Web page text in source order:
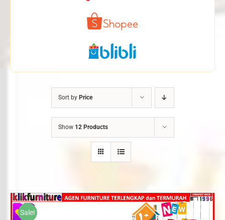
Sort by Price
Show 12 Products
Sale!